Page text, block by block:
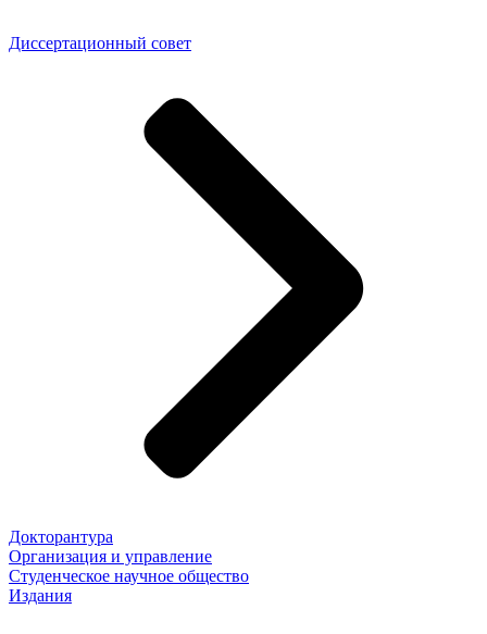
Диссертационный совет
Докторантура
Организация и управление
Студенческое научное общество
Издания